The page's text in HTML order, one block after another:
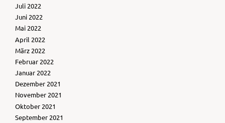
Juli 2022
Juni 2022
Mai 2022
April 2022
März 2022
Februar 2022
Januar 2022
Dezember 2021
November 2021
Oktober 2021
September 2021